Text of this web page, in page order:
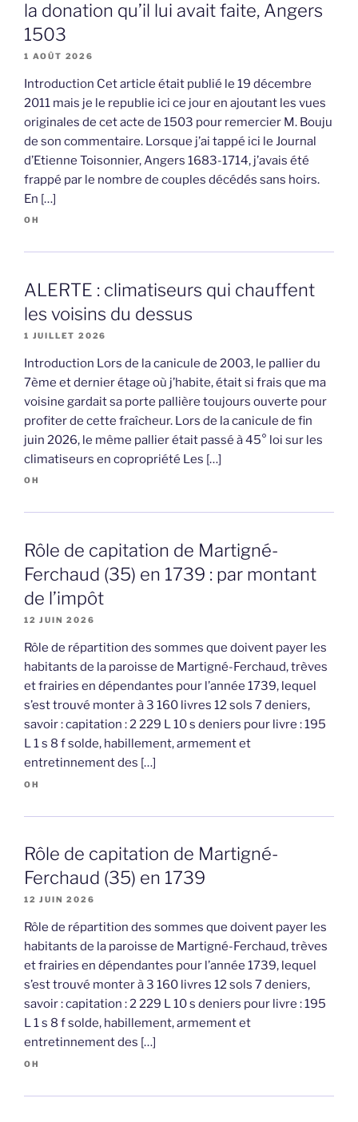
la donation qu’il lui avait faite, Angers
1503
1 AOÛT 2026
Introduction Cet article était publié le 19 décembre
2011 mais je le republie ici ce jour en ajoutant les vues
originales de cet acte de 1503 pour remercier M. Bouju
de son commentaire. Lorsque j’ai tappé ici le Journal
d’Etienne Toisonnier, Angers 1683-1714, j’avais été
frappé par le nombre de couples décédés sans hoirs.
En […]
OH
ALERTE : climatiseurs qui chauffent
les voisins du dessus
1 JUILLET 2026
Introduction Lors de la canicule de 2003, le pallier du
7ème et dernier étage où j’habite, était si frais que ma
voisine gardait sa porte pallière toujours ouverte pour
profiter de cette fraîcheur. Lors de la canicule de fin
juin 2026, le même pallier était passé à 45° loi sur les
climatiseurs en copropriété Les […]
OH
Rôle de capitation de Martigné-
Ferchaud (35) en 1739 : par montant
de l’impôt
12 JUIN 2026
Rôle de répartition des sommes que doivent payer les
habitants de la paroisse de Martigné-Ferchaud, trèves
et frairies en dépendantes pour l’année 1739, lequel
s’est trouvé monter à 3 160 livres 12 sols 7 deniers,
savoir : capitation : 2 229 L 10 s deniers pour livre : 195
L 1 s 8 f solde, habillement, armement et
entretinnement des […]
OH
Rôle de capitation de Martigné-
Ferchaud (35) en 1739
12 JUIN 2026
Rôle de répartition des sommes que doivent payer les
habitants de la paroisse de Martigné-Ferchaud, trèves
et frairies en dépendantes pour l’année 1739, lequel
s’est trouvé monter à 3 160 livres 12 sols 7 deniers,
savoir : capitation : 2 229 L 10 s deniers pour livre : 195
L 1 s 8 f solde, habillement, armement et
entretinnement des […]
OH